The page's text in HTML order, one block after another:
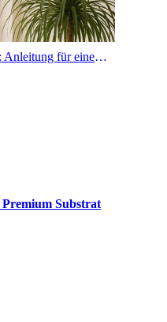
Elefantenfuß richtig düngen: Anleitung für einen gesunden Caudex & eine grüne Krone
Substrat